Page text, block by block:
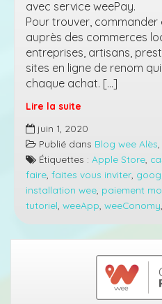
avec service weePay.
Pour trouver, commander
auprès des commerces
entreprises, artisans,
sites en ligne de renom
chaque achat. […]
Lire la suite
Tutoriel
télécharger
weeApp
–
l’application
wee
juin 1, 2020
Publié dans Blog wee Alès,
Étiquettes : Apple Store,
faire, faites vous inviter,
installation wee, paiement
tutoriel, weeApp, weeConomy,